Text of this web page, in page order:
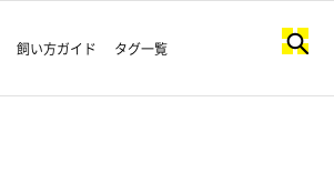
飼い方ガイド タグ一覧